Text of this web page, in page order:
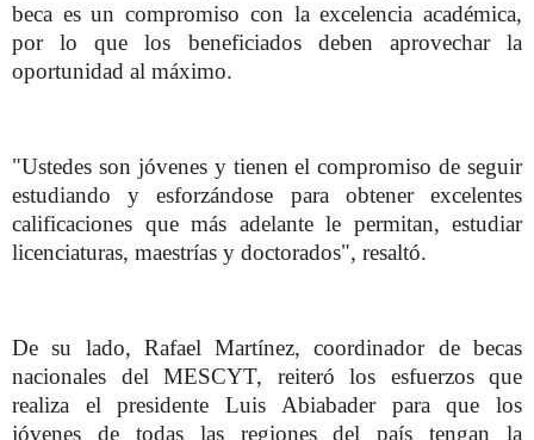
beca es un compromiso con la excelencia académica,
por lo que los beneficiados deben aprovechar la
oportunidad al máximo.
"Ustedes son jóvenes y tienen el compromiso de seguir
estudiando y esforzándose para obtener excelentes
calificaciones que más adelante le permitan, estudiar
licenciaturas, maestrías y doctorados", resaltó.
De su lado, Rafael Martínez, coordinador de becas
nacionales del MESCYT, reiteró los esfuerzos que
realiza el presidente Luis Abiabader para que los
jóvenes de todas las regiones del país tengan la